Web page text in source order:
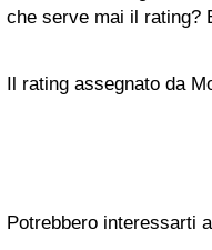
che serve mai il rating?
Il rating assegnato da
Potrebbero interessarti